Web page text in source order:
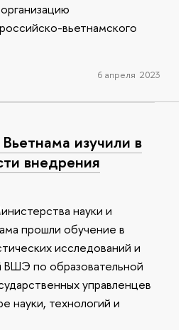
вьетнамского
6 апреля 2023
изучили в
внедрения
науки и
прошли обучение в
исследований и
ВШЭ по образовательной
управленцев
науки, технологий и